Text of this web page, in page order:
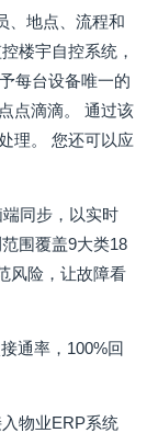
、地点、流程和
楼宇自控系统，
每台设备唯一的
点滴滴。 通过该
理。 您还可以应
同步，以实时
围覆盖9大类18
风险，让故障看
通率，100%回
物业ERP系统